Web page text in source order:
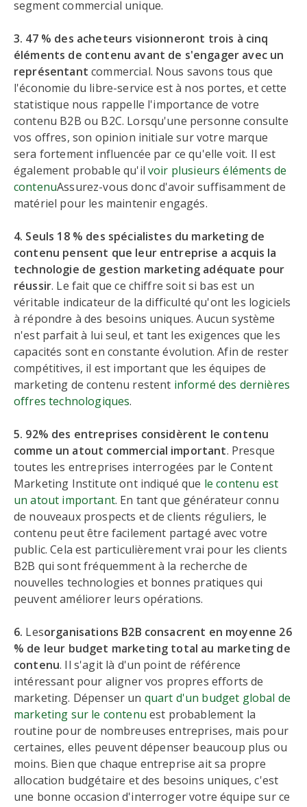
segment commercial unique.
3. 47 % des acheteurs visionneront trois à cinq
éléments de contenu avant de s'engager avec un
représentant commercial. Nous savons tous que
l'économie du libre-service est à nos portes, et cette
statistique nous rappelle l'importance de votre
contenu B2B ou B2C. Lorsqu'une personne consulte
vos offres, son opinion initiale sur votre marque
sera fortement influencée par ce qu'elle voit. Il est
également probable qu'ilvoir plusieurs éléments de
contenuAssurez-vous donc d'avoir suffisamment de
matériel pour les maintenir engagés.
4. Seuls 18 % des spécialistes du marketing de
contenu pensent que leur entreprise a acquis la
technologie de gestion marketing adéquate pour
réussir. Le fait que ce chiffre soit si bas est un
véritable indicateur de la difficulté qu'ont les logiciels
à répondre à des besoins uniques. Aucun système
n'est parfait à lui seul, et tant les exigences que les
capacités sont en constante évolution. Afin de rester
compétitives, il est important que les équipes de
marketing de contenu restent informé des dernières
offres technologiques.
5. 92% des entreprises considèrent le contenu
comme un atout commercial important. Presque
toutes les entreprises interrogées par le Content
Marketing Institute ont indiqué que le contenu est
un atout important. En tant que générateur connu
de nouveaux prospects et de clients réguliers, le
contenu peut être facilement partagé avec votre
public. Cela est particulièrement vrai pour les clients
B2B qui sont fréquemment à la recherche de
nouvelles technologies et bonnes pratiques qui
peuvent améliorer leurs opérations.
6. Lesorganisations B2B consacrent en moyenne 26
% de leur budget marketing total au marketing de
contenu. Il s'agit là d'un point de référence
intéressant pour aligner vos propres efforts de
marketing. Dépenser un quart d'un budget global de
marketing sur le contenu est probablement la
routine pour de nombreuses entreprises, mais pour
certaines, elles peuvent dépenser beaucoup plus ou
moins. Bien que chaque entreprise ait sa propre
allocation budgétaire et des besoins uniques, c'est
une bonne occasion d'interroger votre équipe sur ce